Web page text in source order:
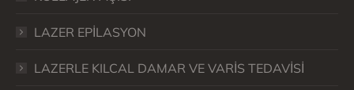
LAZER EPİLASYON
LAZERLE KILCAL DAMAR VE VARİS TEDAVİSİ